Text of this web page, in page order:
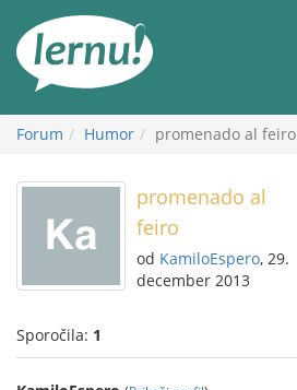
vsebini
Forum Humor promenado al feiro
promenado al
feiro
od KamiloEspero, 29.
december 2013
Sporočila: 1